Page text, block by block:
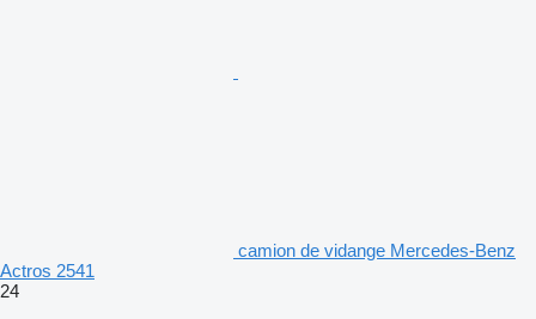
camion de vidange Mercedes-Benz
Actros 2541
24